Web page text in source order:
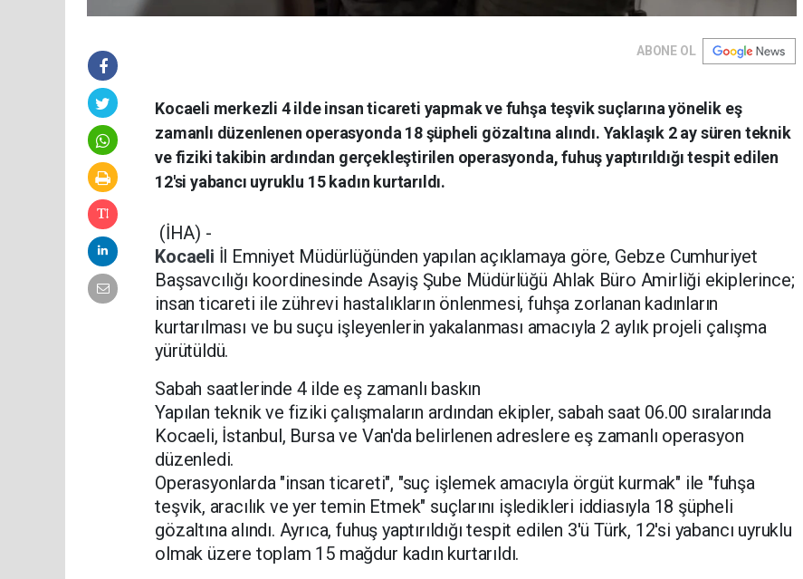
ABONE OL
Kocaeli merkezli 4 ilde insan ticareti yapmak ve fuhşa teşvik suçlarına yönelik eş
zamanlı düzenlenen operasyonda 18 şüpheli gözaltına alındı. Yaklaşık 2 ay süren teknik
ve fiziki takibin ardından gerçekleştirilen operasyonda, fuhuş yaptırıldığı tespit edilen
12'si yabancı uyruklu 15 kadın kurtarıldı.
(İHA) -
Kocaeli İl Emniyet Müdürlüğünden yapılan açıklamaya göre, Gebze Cumhuriyet
Başsavcılığı koordinesinde Asayiş Şube Müdürlüğü Ahlak Büro Amirliği ekiplerince;
insan ticareti ile zührevi hastalıkların önlenmesi, fuhşa zorlanan kadınların
kurtarılması ve bu suçu işleyenlerin yakalanması amacıyla 2 aylık projeli çalışma
yürütüldü.
Sabah saatlerinde 4 ilde eş zamanlı baskın
Yapılan teknik ve fiziki çalışmaların ardından ekipler, sabah saat 06.00 sıralarında
Kocaeli, İstanbul, Bursa ve Van'da belirlenen adreslere eş zamanlı operasyon
düzenledi.
Operasyonlarda "insan ticareti", "suç işlemek amacıyla örgüt kurmak" ile "fuhşa
teşvik, aracılık ve yer temin Etmek" suçlarını işledikleri iddiasıyla 18 şüpheli
gözaltına alındı. Ayrıca, fuhuş yaptırıldığı tespit edilen 3'ü Türk, 12'si yabancı uyruklu
olmak üzere toplam 15 mağdur kadın kurtarıldı.